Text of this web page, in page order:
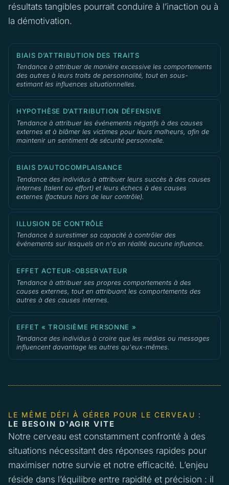
résultats tangibles pourrait conduire à l’inaction ou à
la démotivation.
BIAIS D’ATTRIBUTION DES TRAITS
Tendance à attribuer de manière excessive les comportements
des autres à leurs traits de personnalité, tout en sous-
estimant les influences situationnelles.
HYPOTHÈSE D’ATTRIBUTION DÉFENSIVE
Tendance à attribuer les événements négatifs à des causes
externes et à blâmer les victimes pour leurs malheurs, afin de
maintenir un sentiment de sécurité personnelle.
BIAIS D’AUTOCOMPLAISANCE
Tendance des individus à attribuer leurs succès à des causes
internes (talent ou effort) et leurs échecs à des causes
externes (facteurs hors de leur contrôle).
ILLUSION DE CONTRÔLE
Tendance à surestimer sa capacité à contrôler des
événements sur lesquels on n'a en réalité aucune influence.
EFFET ACTEUR-OBSERVATEUR
Tendance à attribuer ses propres comportements à des
causes externes, tout en attribuant les comportements des
autres à des causes internes.
EFFET « TROISIÈME PERSONNE »
Tendance des individus à croire que les médias ou messages
influencent davantage les autres qu'eux-mêmes.
LE MÊME DÉFI À GÉRER POUR LE CERVEAU :
LE BESOIN D'AGIR VITE
Notre cerveau est constamment confronté à des
situations nécessitant des réponses rapides pour
maximiser notre survie et notre efficacité. L’enjeu
réside dans l’équilibre entre rapidité et précision : il